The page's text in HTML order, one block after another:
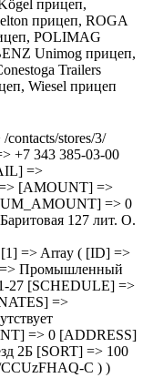
прицеп,
прицеп, ROGA
POLIMAG
Unimog прицеп,
Trailers
Wiesel прицеп
stores/3/
+7 343 385-03-00
=>
[AMOUNT] =>
=> 0
127 лит. О.
[1] => Array ( [ID] =>
=> Промышленный
27 [SCHEDULE] =>
=>
=> 0 [ADDRESS]
2Б [SORT] => 100
C ) )